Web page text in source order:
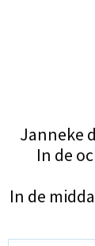
Janneke
In de
In de